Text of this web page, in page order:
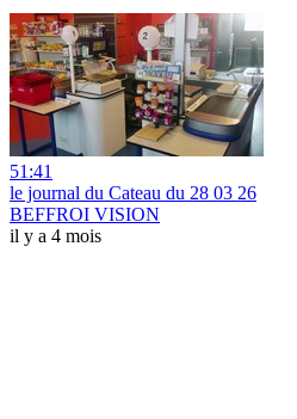
51:41
le journal du Cateau du 28 03 26
BEFFROI VISION
il y a 4 mois